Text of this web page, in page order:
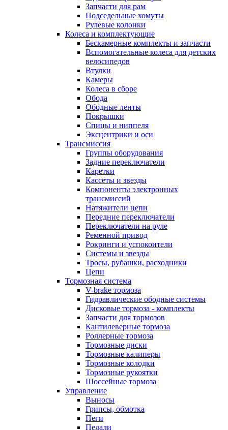
Запчасти для рам
Подседельные хомуты
Рулевые колонки
Колеса и комплектующие
Бескамерные комплекты и запчасти
Вспомогательные колеса для детских
велосипедов
Втулки
Камеры
Колеса в сборе
Обода
Ободные ленты
Покрышки
Спицы и ниппеля
Эксцентрики и оси
Трансмиссия
Группы оборудования
Задние переключатели
Каретки
Кассеты и звезды
Компоненты электронных
трансмиссий
Натяжители цепи
Передние переключатели
Переключатели на руле
Ременной привод
Рокринги и успокоители
Системы и звезды
Тросы, рубашки, расходники
Цепи
Тормозная система
V-brake тормоза
Гидравлические ободные системы
Дисковые тормоза - комплекты
Запчасти для тормозов
Кантилеверные тормоза
Роллерные тормоза
Тормозные диски
Тормозные калиперы
Тормозные колодки
Тормозные рукоятки
Шоссейные тормоза
Управление
Выносы
Грипсы, обмотка
Пеги
Педали